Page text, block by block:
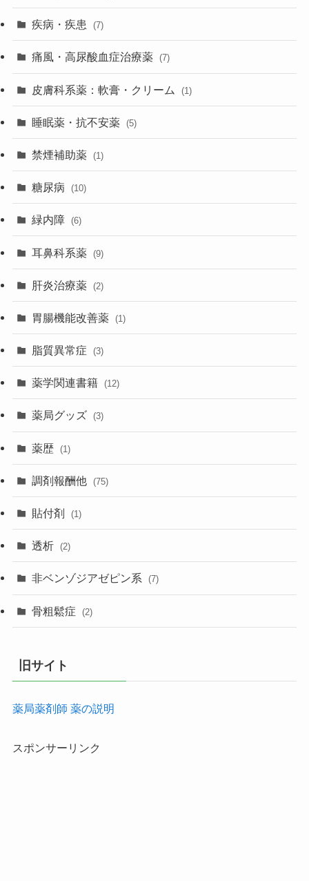
疾病・疾患 (7)
痛風・高尿酸血症治療薬 (7)
皮膚科系薬：軟膏・クリーム (1)
睡眠薬・抗不安薬 (5)
禁煙補助薬 (1)
糖尿病 (10)
緑内障 (6)
耳鼻科系薬 (9)
肝炎治療薬 (2)
胃腸機能改善薬 (1)
脂質異常症 (3)
薬学関連書籍 (12)
薬局グッズ (3)
薬歴 (1)
調剤報酬他 (75)
貼付剤 (1)
透析 (2)
非ベンゾジアゼピン系 (7)
骨粗鬆症 (2)
旧サイト
薬局薬剤師 薬の説明
スポンサーリンク